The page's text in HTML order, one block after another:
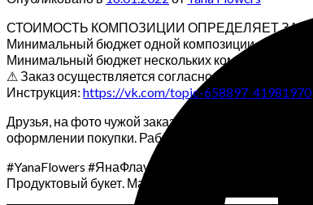
СТОИМОСТЬ КОМПОЗИЦИИ ОПРЕДЕЛЯЕТ
Минимальный бюджет одной композиции от 3500р.
Минимальный бюджет нескольких композиций от
⚠ Заказ осуществляется согласно инструкции
Инструкция: https://vk.com/topic-658897_41981970
Друзья, на фото чужой заказ, выполненный
оформлении покупки. Работа выполняется под
#YanaFlowers #ЯнаФлауэрс
Продуктовый букет. Мастерская Yana Flowers